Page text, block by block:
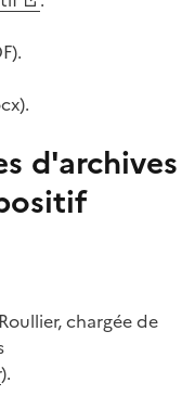
d'archives
chargée de
).